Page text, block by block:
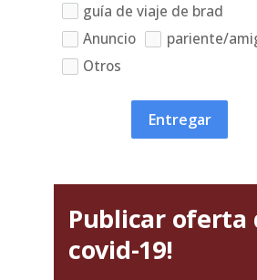
guía de viaje de brad
Anuncio
pariente/
Otros
Entregar
Publicar oferta
covid-19!